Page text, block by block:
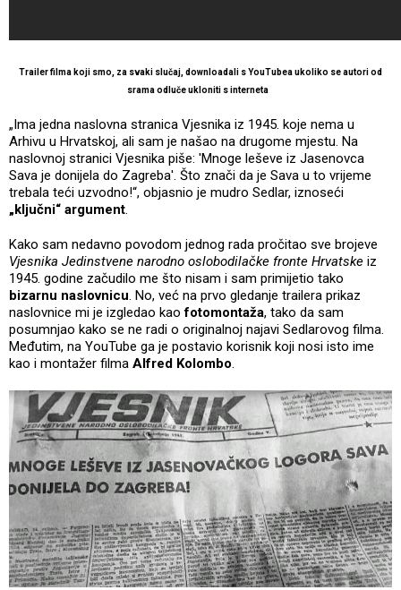
Trailer filma koji smo, za svaki slučaj, downloadali s YouTubea ukoliko se autori od
srama odluče ukloniti s interneta
„Ima jedna naslovna stranica Vjesnika iz 1945. koje nema u
Arhivu u Hrvatskoj, ali sam je našao na drugome mjestu. Na
naslovnoj stranici Vjesnika piše: 'Mnoge leševe iz Jasenovca
Sava je donijela do Zagreba'. Što znači da je Sava u to vrijeme
trebala teći uzvodno!“, objasnio je mudro Sedlar, iznoseći
„ključni“ argument.
Kako sam nedavno povodom jednog rada pročitao sve brojeve
Vjesnika Jedinstvene narodno oslobodilačke fronte Hrvatske iz
1945. godine začudilo me što nisam i sam primijetio tako
bizarnu naslovnicu. No, već na prvo gledanje trailera prikaz
naslovnice mi je izgledao kaofotomontaža, tako da sam
posumnjao kako se ne radi o originalnoj najavi Sedlarovog filma.
Međutim, na YouTube ga je postavio korisnik koji nosi isto ime
kao i montažer filma Alfred Kolombo.